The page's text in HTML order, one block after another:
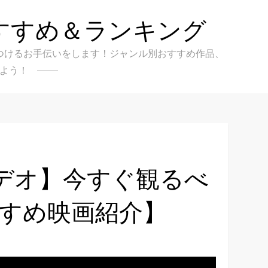
すめ＆ランキング
るお手伝いをします！ジャンル別おすすめ作品、
う！
オ】今すぐ観るべ
め映画紹介】